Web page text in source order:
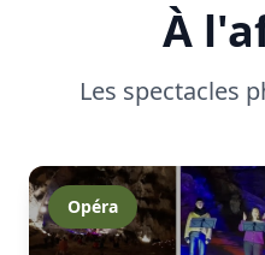
À
Les spectacles
Opéra